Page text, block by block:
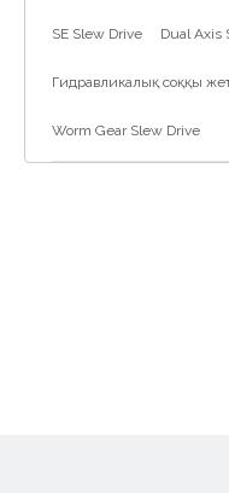
SE Slew Drive Dual Axis
Гидравликалық соққы
Worm Gear Slew Drive